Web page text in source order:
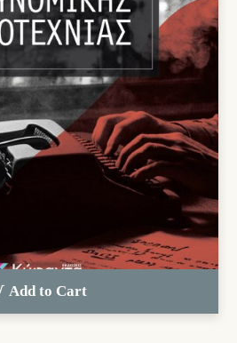
Add to Cart